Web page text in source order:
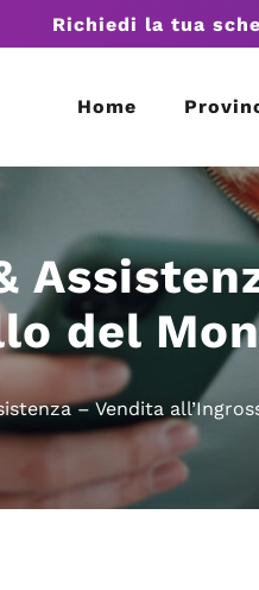
Richiedi la tua
Home
del
– Vendita